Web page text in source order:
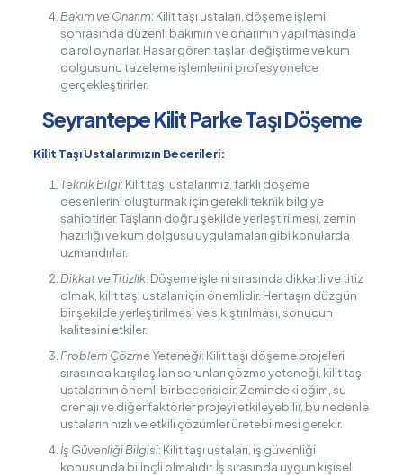
Bakım ve Onarım: Kilit taşı ustaları, döşeme işlemi
sonrasında düzenli bakımın ve onarımın yapılmasında
da rol oynarlar. Hasar gören taşları değiştirme ve kum
dolgusunu tazeleme işlemlerini profesyonelce
gerçekleştirirler.
Seyrantepe Kilit Parke Taşı Döşeme
Kilit Taşı Ustalarımızın Becerileri:
Teknik Bilgi: Kilit taşı ustalarımız, farklı döşeme
desenlerini oluşturmak için gerekli teknik bilgiye
sahiptirler. Taşların doğru şekilde yerleştirilmesi, zemin
hazırlığı ve kum dolgusu uygulamaları gibi konularda
uzmandırlar.
Dikkat ve Titizlik: Döşeme işlemi sırasında dikkatli ve titiz
olmak, kilit taşı ustaları için önemlidir. Her taşın düzgün
bir şekilde yerleştirilmesi ve sıkıştırılması, sonucun
kalitesini etkiler.
Problem Çözme Yeteneği: Kilit taşı döşeme projeleri
sırasında karşılaşılan sorunları çözme yeteneği, kilit taşı
ustalarının önemli bir becerisidir. Zemindeki eğim, su
drenajı ve diğer faktörler projeyi etkileyebilir, bu nedenle
ustaların hızlı ve etkili çözümler üretebilmesi gerekir.
İş Güvenliği Bilgisi: Kilit taşı ustaları, iş güvenliği
konusunda bilinçli olmalıdır. İş sırasında uygun kişisel